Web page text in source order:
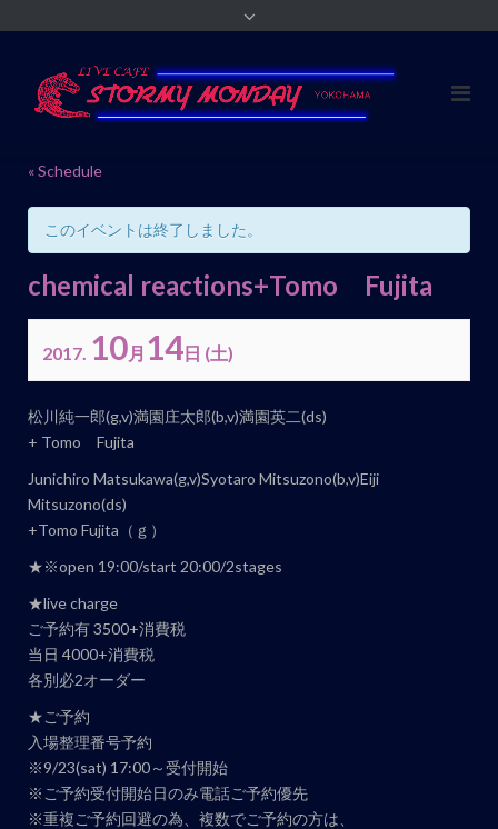
« Schedule
このイベントは終了しました。
chemical reactions+Tomo Fujita
2017. 10月 14日 (土)
イ
ベ
ン
ト
ナ
ビ
ー
シ
ョ
ン
松川純一郎(g,v)満園庄太郎(b,v)満園英二(ds)
+ Tomo Fujita
Junichiro Matsukawa(g,v)Syotaro Mitsuzono(b,v)Eiji
Mitsuzono(ds)
+Tomo Fujita（ｇ）
★※open 19:00/start 20:00/2stages
★live charge
ご予約有 3500+消費税
当日 4000+消費税
各別必2オーダー
★ご予約
入場整理番号予約
※9/23(sat) 17:00～受付開始
※ご予約受付開始日のみ電話ご予約優先
※重複ご予約回避の為、複数でご予約の方は、